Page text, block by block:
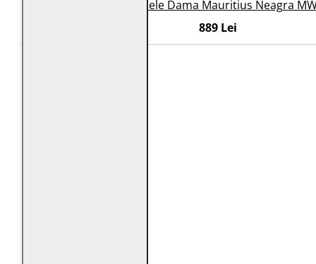
Geaca de Piele Dama Mauritius Neagra
889 Lei